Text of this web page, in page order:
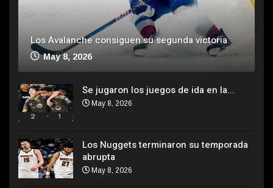
Los Avalanche consiguen su segunda victoria
May 8, 2026
Se jugaron los juegos de ida en la...
May 8, 2026
Los Nuggets terminaron su temporada
abrupta
May 8, 2026